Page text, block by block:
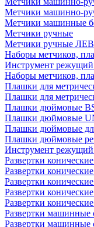
Метчики машинно-
Метчики машинные
Метчики ручные
Метчики ручные
Наборы метчиков,
Инструмент
Наборы метчиков,
Плашки для
Плашки для
Плашки дюймовые
Плашки дюймовые
Плашки дюймовые
Плашки дюймовые
Инструмент режущий
Развертки
Развертки
Развертки
Развертки
Развертки
Развертки машинные
Развертки машинные